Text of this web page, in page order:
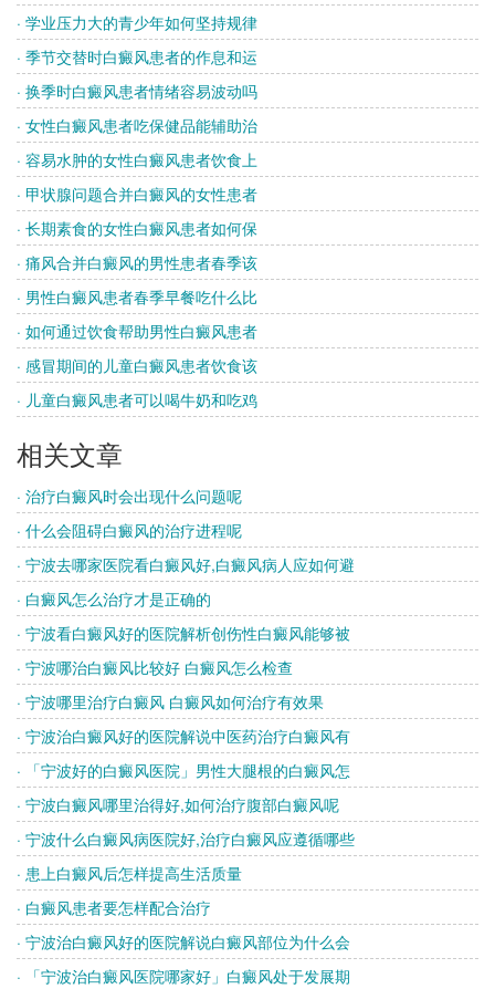
· 学业压力大的青少年如何坚持规律
· 季节交替时白癜风患者的作息和运
· 换季时白癜风患者情绪容易波动吗
· 女性白癜风患者吃保健品能辅助治
· 容易水肿的女性白癜风患者饮食上
· 甲状腺问题合并白癜风的女性患者
· 长期素食的女性白癜风患者如何保
· 痛风合并白癜风的男性患者春季该
· 男性白癜风患者春季早餐吃什么比
· 如何通过饮食帮助男性白癜风患者
· 感冒期间的儿童白癜风患者饮食该
· 儿童白癜风患者可以喝牛奶和吃鸡
相关文章
· 治疗白癜风时会出现什么问题呢
· 什么会阻碍白癜风的治疗进程呢
· 宁波去哪家医院看白癜风好,白癜风病人应如何避
· 白癜风怎么治疗才是正确的
· 宁波看白癜风好的医院解析创伤性白癜风能够被
· 宁波哪治白癜风比较好 白癜风怎么检查
· 宁波哪里治疗白癜风 白癜风如何治疗有效果
· 宁波治白癜风好的医院解说中医药治疗白癜风有
· 「宁波好的白癜风医院」男性大腿根的白癜风怎
· 宁波白癜风哪里治得好,如何治疗腹部白癜风呢
· 宁波什么白癜风病医院好,治疗白癜风应遵循哪些
· 患上白癜风后怎样提高生活质量
· 白癜风患者要怎样配合治疗
· 宁波治白癜风好的医院解说白癜风部位为什么会
· 「宁波治白癜风医院哪家好」白癜风处于发展期